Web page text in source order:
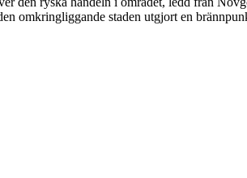
omkringliggande staden utgjort en